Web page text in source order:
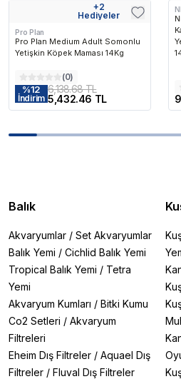
+2
Hediyeler
Pro Plan
Pro Plan Medium Adult Somonlu
Yetişkin Köpek Maması 14Kg
(0)
%12
İndirim
6,138.68 TL
5,432.46 TL
Balık
Akvaryumlar / Set Akvaryumlar
Balık Yemi / Cichlid Balık Yemi
Tropical Balık Yemi / Tetra
Yemi
Akvaryum Kumları / Bitki Kumu
Co2 Setleri / Akvaryum
Filtreleri
Eheim Dış Filtreler / Aquael Dış
Filtreler / Fluval Dış Filtreler